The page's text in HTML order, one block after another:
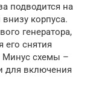
подводится на
корпуса.
генератора,
его снятия
Минус схемы –
для включения